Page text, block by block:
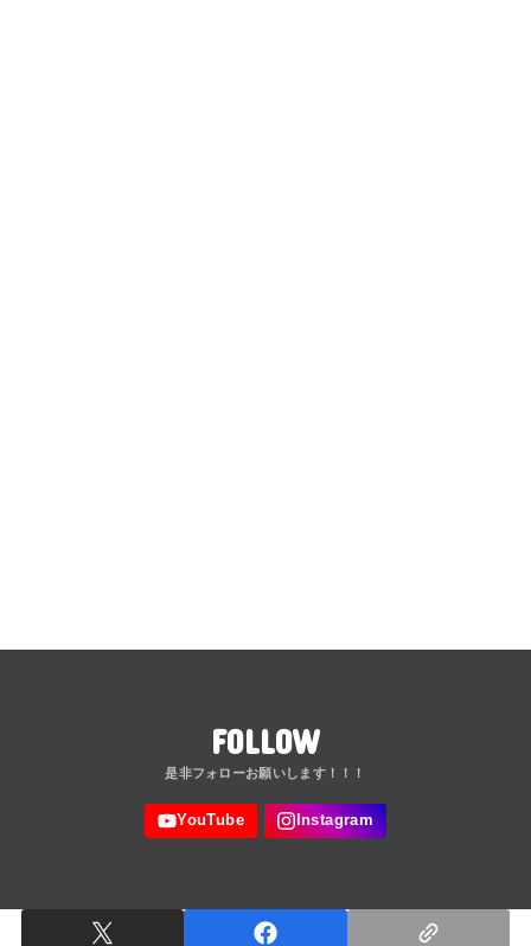
FOLLOW